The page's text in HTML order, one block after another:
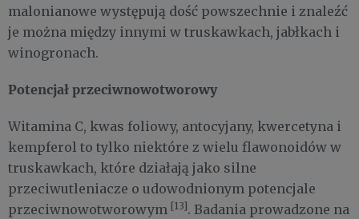
malonianowe występują dość powszechnie i znaleźć
je można między innymi w truskawkach, jabłkach i
winogronach.
Potencjał przeciwnowotworowy
Witamina C, kwas foliowy, antocyjany, kwercetyna i
kempferol to tylko niektóre z wielu flawonoidów w
truskawkach, które działają jako silne
przeciwutleniacze o udowodnionym potencjale
przeciwnowotworowym [13] . Badania prowadzone na